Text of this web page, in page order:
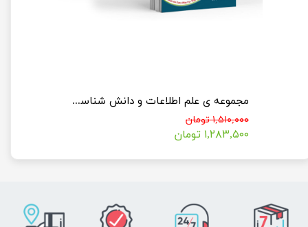
مجموعه ی علم اطلاعات و دانش شناسی (کتاب جامع دکتری)
۱,۵۱۰,۰۰۰ تومان
۱,۲۸۳,۵۰۰ تومان